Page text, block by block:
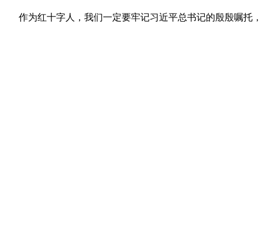
作为红十字人，我们一定要牢记习近平总书记的殷殷嘱托